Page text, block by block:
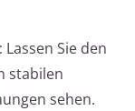
Lassen Sie den
stabilen
sehen.